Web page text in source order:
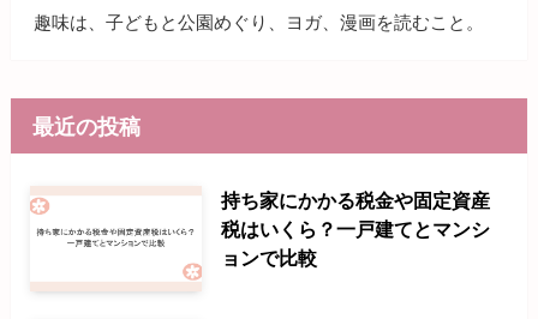
趣味は、子どもと公園めぐり、ヨガ、漫画を読むこと。
最近の投稿
持ち家にかかる税金や固定資産
税はいくら？一戸建てとマンシ
ョンで比較